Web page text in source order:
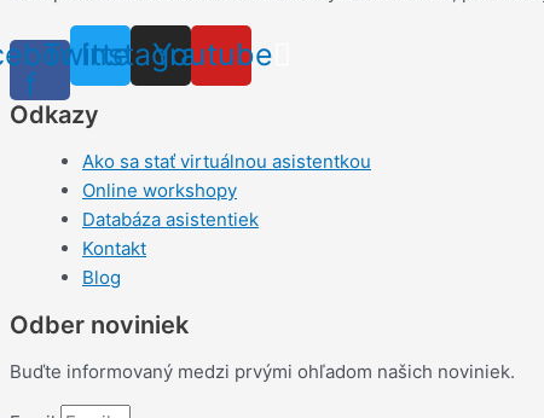
f
Twitter
Instagram
Youtube
Odkazy
Ako sa stať virtuálnou asistentkou
Online workshopy
Databáza asistentiek
Kontakt
Blog
Odber noviniek
Buďte informovaný medzi prvými ohľadom našich noviniek.